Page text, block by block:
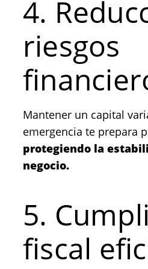
4.
riesgos
Mantener un capital
emergencia te prepara
protegiendo la
negocio.
5.
fiscal